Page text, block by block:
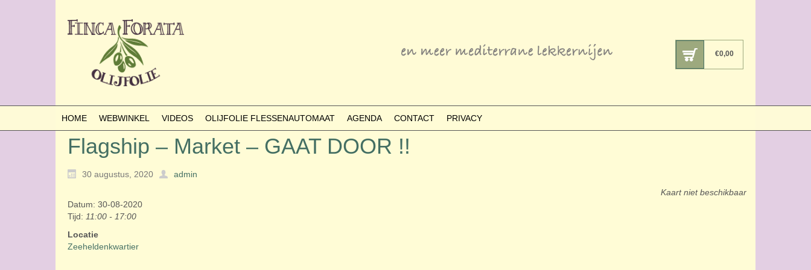
€0,00
HOME WEBWINKEL VIDEOS OLIJFOLIE FLESSENAUTOMAAT AGENDA CONTACT PRIVACY
Flagship – Market – GAAT DOOR !!
30 augustus, 2020
admin
Kaart niet beschikbaar
Datum: 30-08-2020
Tijd: 11:00 - 17:00
Locatie
Zeeheldenkwartier